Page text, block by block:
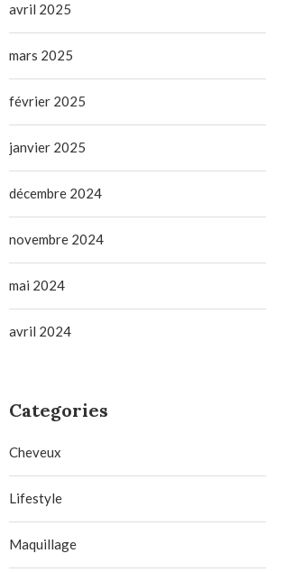
avril 2025
mars 2025
février 2025
janvier 2025
décembre 2024
novembre 2024
mai 2024
avril 2024
Categories
Cheveux
Lifestyle
Maquillage